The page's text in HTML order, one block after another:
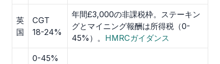
英
国
CGT
18-24%
年間£3,000の非課税枠。ステーキン
グとマイニング報酬は所得税（0-
45%）。 HMRCガイダンス
0-45%